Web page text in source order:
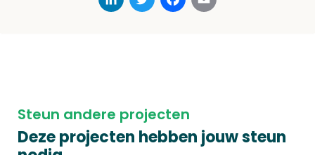
Steun andere projecten
Deze projecten hebben jouw steun